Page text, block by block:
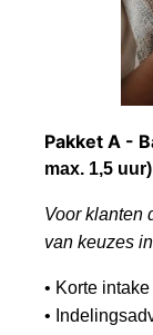
Pakket A -
max. 1,5 uur)
Voor klanten
van keuzes
• Korte
•